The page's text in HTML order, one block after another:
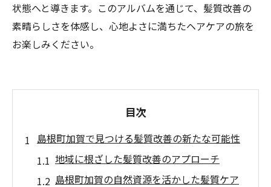
状態へと導きます。このアルバムを通じて、髪質改善の
素晴らしさを体感し、心地よさに満ちたヘアケアの旅を
お楽しみください。
目次
島根町加賀で見つける髪質改善の新たな可能性
地域に根ざした髪質改善のアプローチ
島根町加賀の自然資源を活かした髪質ケア